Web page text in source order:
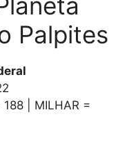
Palpites
| MILHAR =